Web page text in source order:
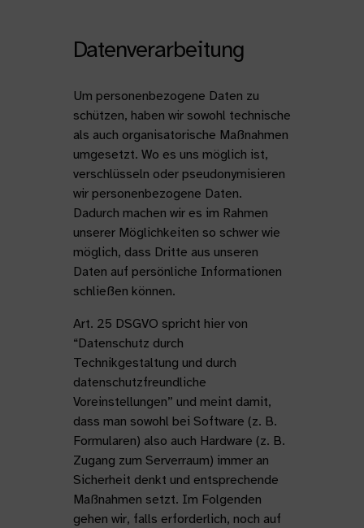
Datenverarbeitung
Um personenbezogene Daten zu
schützen, haben wir sowohl technische
als auch organisatorische Maßnahmen
umgesetzt. Wo es uns möglich ist,
verschlüsseln oder pseudonymisieren
wir personenbezogene Daten.
Dadurch machen wir es im Rahmen
unserer Möglichkeiten so schwer wie
möglich, dass Dritte aus unseren
Daten auf persönliche Informationen
schließen können.
Art. 25 DSGVO spricht hier von
“Datenschutz durch
Technikgestaltung und durch
datenschutzfreundliche
Voreinstellungen” und meint damit,
dass man sowohl bei Software (z. B.
Formularen) also auch Hardware (z. B.
Zugang zum Serverraum) immer an
Sicherheit denkt und entsprechende
Maßnahmen setzt. Im Folgenden
gehen wir, falls erforderlich, noch auf